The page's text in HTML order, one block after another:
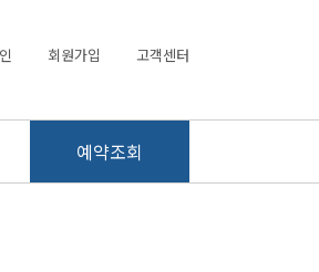
회원가입 고객센터
예약조회